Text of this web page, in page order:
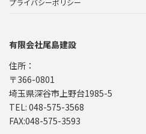
有限会社尾島建設
住所：
〒366-0801
埼玉県深谷市上野台1985-5
TEL: 048-575-3568
FAX:048-575-3593